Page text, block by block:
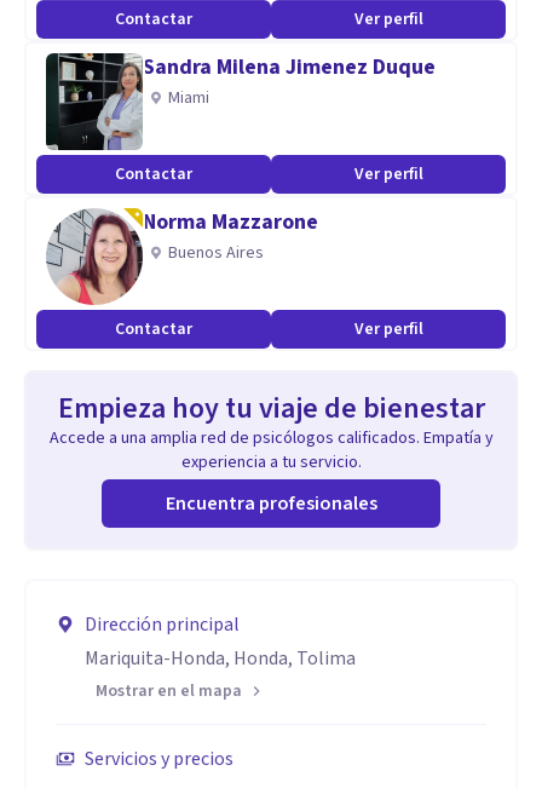
Contactar Ver perfil
Sandra Milena Jimenez Duque
Miami
Contactar Ver perfil
Norma Mazzarone
Buenos Aires
Contactar Ver perfil
Empieza hoy tu viaje de bienestar
Accede a una amplia red de psicólogos calificados. Empatía y
experiencia a tu servicio.
Encuentra profesionales
Dirección principal
Mariquita-Honda, Honda, Tolima
Mostrar en el mapa
Servicios y precios